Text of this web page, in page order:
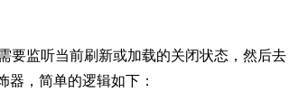
要监听当前刷新或加载的关闭状态，然后去
，简单的逻辑如下：